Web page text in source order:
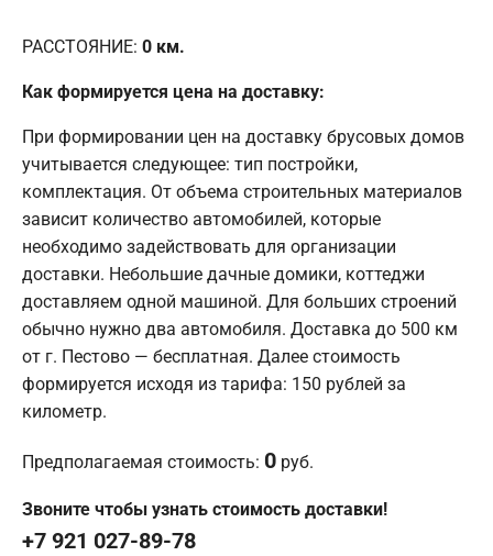
РАССТОЯНИЕ: 0 км.
Как формируется цена на доставку:
При формировании цен на доставку брусовых домов
учитывается следующее: тип постройки,
комплектация. От объема строительных материалов
зависит количество автомобилей, которые
необходимо задействовать для организации
доставки. Небольшие дачные домики, коттеджи
доставляем одной машиной. Для больших строений
обычно нужно два автомобиля. Доставка до 500 км
от г. Пестово — бесплатная. Далее стоимость
формируется исходя из тарифа: 150 рублей за
километр.
Предполагаемая стоимость: 0 руб.
Звоните чтобы узнать стоимость доставки!
+7 921 027-89-78